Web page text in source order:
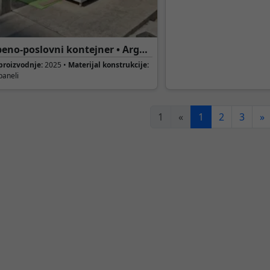
poslovni kontejner • Argus
• 1-42025 • Materijal konstrukcije:
1 « 1 2 3 »